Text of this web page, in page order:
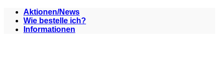
Zum
Inhalt
springen
Aktionen/News
Wie bestelle ich?
Informationen